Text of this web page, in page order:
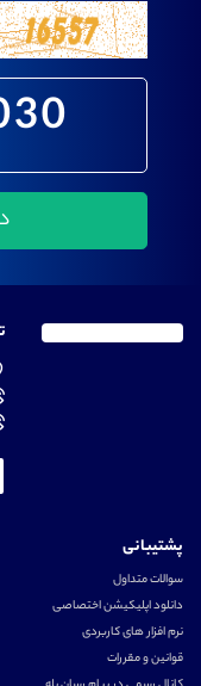
پشتیبانی
سوالات متداول
دانلود اپلیکیشن اختصاصی
نرم افزار های کاربردی
قوانین و مقررات